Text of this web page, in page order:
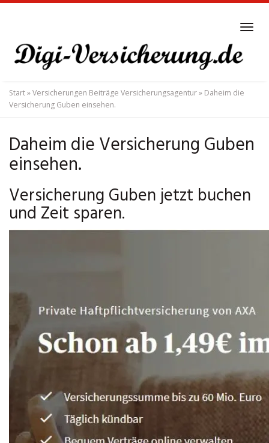
main
content
Start»Versicherungen Beiträge Versicherungsagentur» Daheim die
Versicherung Guben einsehen.
Daheim die Versicherung Guben
einsehen.
Versicherung Guben jetzt buchen
und Zeit sparen.